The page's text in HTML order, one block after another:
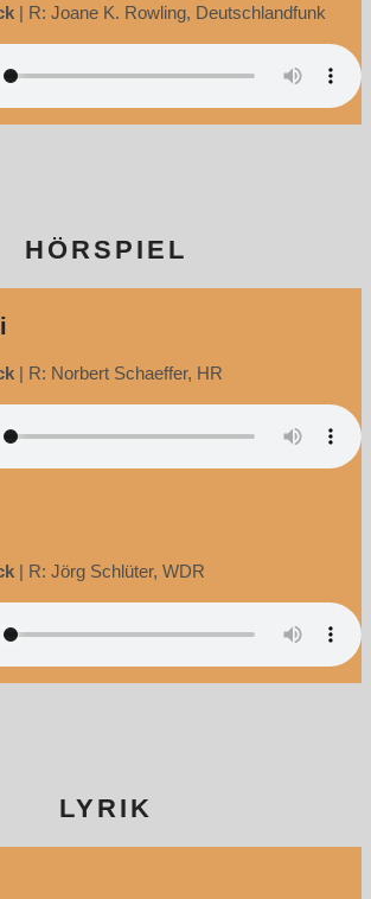
| R: Joane K. Rowling, Deutschlandfunk
HÖRSPIEL
| R: Norbert Schaeffer, HR
| R: Jörg Schlüter, WDR
LYRIK